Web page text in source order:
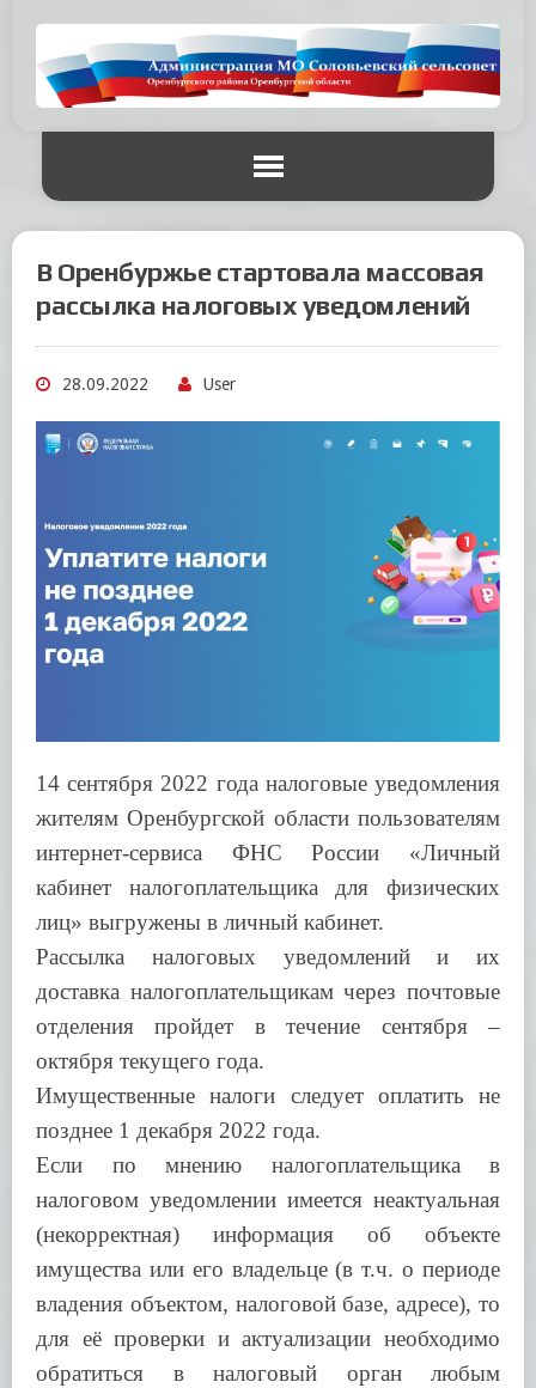
В Оренбуржье стартовала массовая
рассылка налоговых уведомлений
28.09.2022 User
14 сентября 2022 года налоговые уведомления
жителям Оренбургской области пользователям
интернет-сервиса ФНС России «Личный
кабинет налогоплательщика для физических
лиц» выгружены в личный кабинет.
Рассылка налоговых уведомлений и их
доставка налогоплательщикам через почтовые
отделения пройдет в течение сентября –
октября текущего года.
Имущественные налоги следует оплатить не
позднее 1 декабря 2022 года.
Если по мнению налогоплательщика в
налоговом уведомлении имеется неактуальная
(некорректная) информация об объекте
имущества или его владельце (в т.ч. о периоде
владения объектом, налоговой базе, адресе), то
для её проверки и актуализации необходимо
обратиться в налоговый орган любым